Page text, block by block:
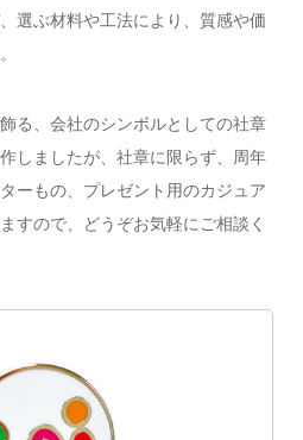
選ぶ材料や工法により、質感や価
る、会社のシンボルとしての社章
しましたが、社章に限らず、周年
ーもの、プレゼント用のカジュア
すので、どうぞお気軽にご相談く